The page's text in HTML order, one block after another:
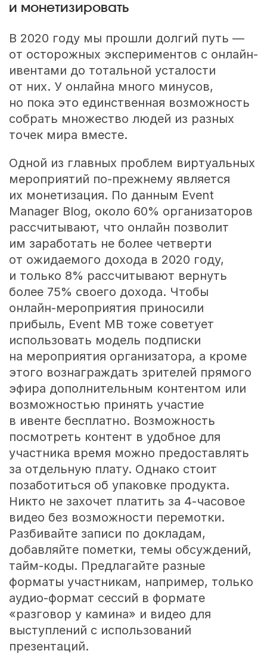
и монетизировать
В 2020 году мы прошли долгий путь —
от осторожных экспериментов с онлайн-
ивентами до тотальной усталости
от них. У онлайна много минусов,
но пока это единственная возможность
собрать множество людей из разных
точек мира вместе.
Одной из главных проблем виртуальных
мероприятий по-прежнему является
их монетизация. По данным Event
Manager Blog, около 60% организаторов
рассчитывают, что онлайн позволит
им заработать не более четверти
от ожидаемого дохода в 2020 году,
и только 8% рассчитывают вернуть
более 75% своего дохода. Чтобы
онлайн-мероприятия приносили
прибыль, Event MB тоже советует
использовать модель подписки
на мероприятия организатора, а кроме
этого вознаграждать зрителей прямого
эфира дополнительным контентом или
возможностью принять участие
в ивенте бесплатно. Возможность
посмотреть контент в удобное для
участника время можно предоставлять
за отдельную плату. Однако стоит
позаботиться об упаковке продукта.
Никто не захочет платить за 4-часовое
видео без возможности перемотки.
Разбивайте записи по докладам,
добавляйте пометки, темы обсуждений,
тайм-коды. Предлагайте разные
форматы участникам, например, только
аудио-формат сессий в формате
«разговор у камина» и видео для
выступлений с использований
презентаций.